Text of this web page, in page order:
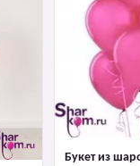
Букет из